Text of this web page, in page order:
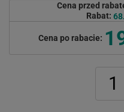
Cena przed
Rabat:
Cena po rabacie: